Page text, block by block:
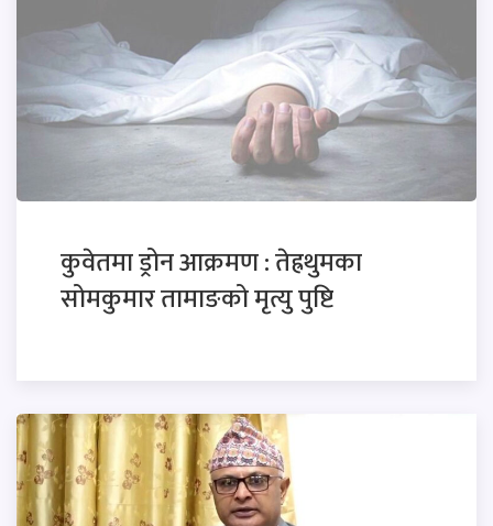
कुवेतमा ड्रोन आक्रमण : तेह्रथुमका
सोमकुमार तामाङको मृत्यु पुष्टि